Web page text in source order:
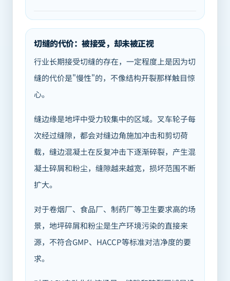
切缝的代价：被接受，却未被正视
行业长期接受切缝的存在，一定程度上是因为切
缝的代价是"慢性"的，不像结构开裂那样触目惊
心。
缝边缘是地坪中受力较集中的区域。叉车轮子每
次经过缝隙，都会对缝边角施加冲击和剪切荷
载，缝边混凝土在反复冲击下逐渐碎裂，产生混
凝土碎屑和粉尘，缝隙越来越宽，损坏范围不断
扩大。
对于卷烟厂、食品厂、制药厂等卫生要求高的场
景，地坪碎屑和粉尘是生产环境污染的直接来
源，不符合GMP、HACCP等标准对洁净度的要
求。